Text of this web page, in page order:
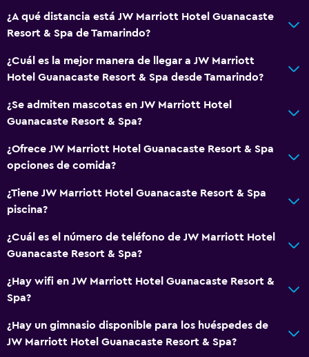
Masaje de pies
Check-out exprés
Check-in/check-out privado
Recepción 24 horas
Caja fuerte
Botella de agua
Capilla/templo
Accesibilidad y adecuación
Unidad accesible para personas en silla de ruedas
Hipoalergénico
Almohada hipoalergénica
Para no fumadores
Almohada sin plumas
Áreas designadas para fumadores
Entrada privada
¿A qué distancia está JW Marriott Hotel Guanacaste
Resort & Spa de Tamarindo?
¿Cuál es la mejor manera de llegar a JW Marriott
Hotel Guanacaste Resort & Spa desde Tamarindo?
¿Se admiten mascotas en JW Marriott Hotel
Guanacaste Resort & Spa?
¿Ofrece JW Marriott Hotel Guanacaste Resort & Spa
opciones de comida?
¿Tiene JW Marriott Hotel Guanacaste Resort & Spa
piscina?
¿Cuál es el número de teléfono de JW Marriott Hotel
Guanacaste Resort & Spa?
¿Hay wifi en JW Marriott Hotel Guanacaste Resort &
Spa?
¿Hay un gimnasio disponible para los huéspedes de
JW Marriott Hotel Guanacaste Resort & Spa?